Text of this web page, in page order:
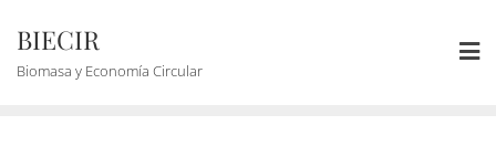
BIECIR
Biomasa y Economía Circular